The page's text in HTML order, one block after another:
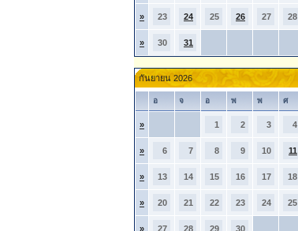
» 23 24 25 26 27 28
» 30 31
กันยายน 2026
อ จ อ พ พ ศ
» 1 2 3 4
» 6 7 8 9 10 11
» 13 14 15 16 17 18
» 20 21 22 23 24 25
» 27 28 29 30